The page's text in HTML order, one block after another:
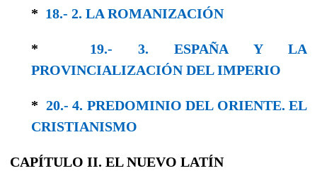
* 18.- 2. LA ROMANIZACIÓN
* 19.- 3. ESPAÑA Y LA
PROVINCIALIZACIÓN DEL IMPERIO
* 20.- 4. PREDOMINIO DEL ORIENTE. EL
CRISTIANISMO
CAPÍTULO II. EL NUEVO LATÍN